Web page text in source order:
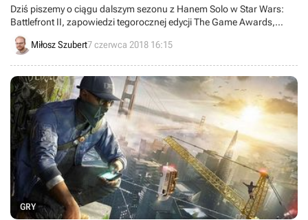
Dziś piszemy o ciągu dalszym sezonu z Hanem Solo w Star Wars:
Battlefront II, zapowiedzi tegorocznej edycji The Game Awards,
opóźnieniu Crackdown 3 oraz nieaktualnych wymaganiach
sprzętowych Battlefielda V. Witajcie w wieściach ze świata –
Miłosz Szubert7 czerwca 2018 16:15
GRY